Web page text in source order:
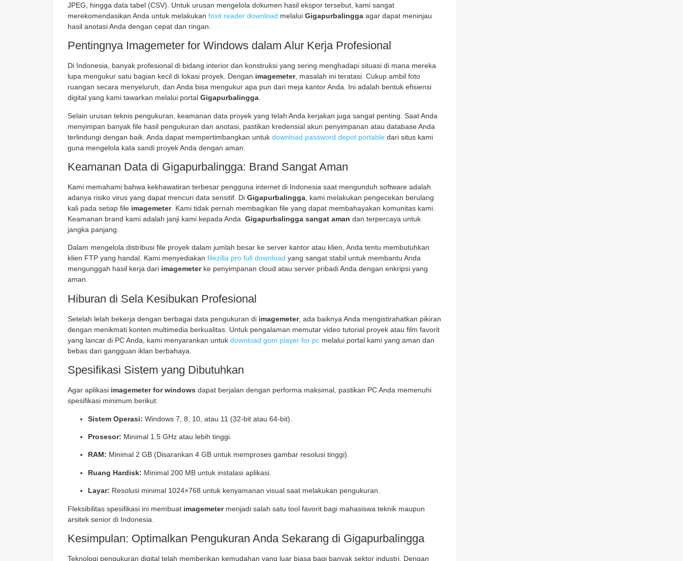
JPEG, hingga data tabel (CSV). Untuk urusan mengelola dokumen hasil ekspor tersebut, kami sangat
merekomendasikan Anda untuk melakukan foxit reader download melalui Gigapurbalingga agar dapat meninjau
hasil anotasi Anda dengan cepat dan ringan.
Pentingnya Imagemeter for Windows dalam Alur Kerja Profesional
Di Indonesia, banyak profesional di bidang interior dan konstruksi yang sering menghadapi situasi di mana mereka
lupa mengukur satu bagian kecil di lokasi proyek. Dengan imagemeter, masalah ini teratasi. Cukup ambil foto
ruangan secara menyeluruh, dan Anda bisa mengukur apa pun dari meja kantor Anda. Ini adalah bentuk efisiensi
digital yang kami tawarkan melalui portal Gigapurbalingga.
Selain urusan teknis pengukuran, keamanan data proyek yang telah Anda kerjakan juga sangat penting. Saat Anda
menyimpan banyak file hasil pengukuran dan anotasi, pastikan kredensial akun penyimpanan atau database Anda
terlindungi dengan baik. Anda dapat mempertimbangkan untuk download password depot portable dari situs kami
guna mengelola kata sandi proyek Anda dengan aman.
Keamanan Data di Gigapurbalingga: Brand Sangat Aman
Kami memahami bahwa kekhawatiran terbesar pengguna internet di Indonesia saat mengunduh software adalah
adanya risiko virus yang dapat mencuri data sensitif. Di Gigapurbalingga , kami melakukan pengecekan berulang
kali pada setiap file imagemeter. Kami tidak pernah membagikan file yang dapat membahayakan komunitas kami.
Keamanan brand kami adalah janji kami kepada Anda. Gigapurbalingga sangat aman dan terpercaya untuk
jangka panjang.
Dalam mengelola distribusi file proyek dalam jumlah besar ke server kantor atau klien, Anda tentu membutuhkan
klien FTP yang handal. Kami menyediakan filezilla pro full download yang sangat stabil untuk membantu Anda
mengunggah hasil kerja dari imagemeterke penyimpanan cloud atau server pribadi Anda dengan enkripsi yang
aman.
Hiburan di Sela Kesibukan Profesional
Setelah lelah bekerja dengan berbagai data pengukuran di imagemeter, ada baiknya Anda mengistirahatkan pikiran
dengan menikmati konten multimedia berkualitas. Untuk pengalaman memutar video tutorial proyek atau film favorit
yang lancar di PC Anda, kami menyarankan untuk download gom player for pc melalui portal kami yang aman dan
bebas dari gangguan iklan berbahaya.
Spesifikasi Sistem yang Dibutuhkan
Agar aplikasi imagemeter for windows dapat berjalan dengan performa maksimal, pastikan PC Anda memenuhi
spesifikasi minimum berikut:
Sistem Operasi: Windows 7, 8, 10, atau 11 (32-bit atau 64-bit).
Prosesor: Minimal 1.5 GHz atau lebih tinggi.
RAM: Minimal 2 GB (Disarankan 4 GB untuk memproses gambar resolusi tinggi).
Ruang Hardisk: Minimal 200 MB untuk instalasi aplikasi.
Layar: Resolusi minimal 1024×768 untuk kenyamanan visual saat melakukan pengukuran.
Fleksibilitas spesifikasi ini membuat imagemetermenjadi salah satu tool favorit bagi mahasiswa teknik maupun
arsitek senior di Indonesia.
Kesimpulan: Optimalkan Pengukuran Anda Sekarang di Gigapurbalingga
Teknologi pengukuran digital telah memberikan kemudahan yang luar biasa bagi banyak sektor industri. Dengan